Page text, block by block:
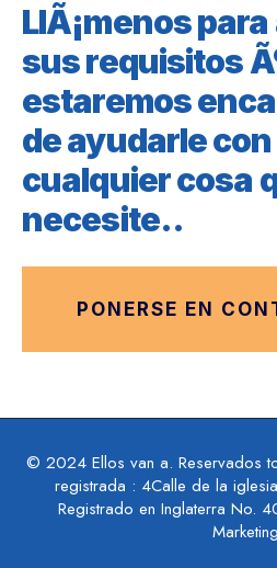
LlÃ¡menos
sus requisitos
estaremos
de ayudarle con
cualquier cosa
necesite..
PONERSE EN
© 2024 Ellos van a. Reservados
registrada : 4Calle de la
Registrado en Inglaterra No.
Marketing